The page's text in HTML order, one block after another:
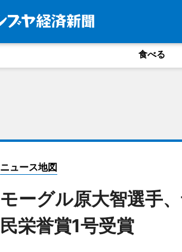
食べる
ニュース地図
モーグル原大智選手
民栄誉賞1号受賞